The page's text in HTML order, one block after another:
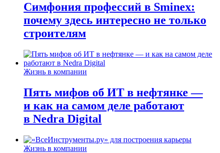
Симфония профессий в Sminex:
почему здесь интересно не только
строителям
Жизнь в компании
Пять мифов об ИТ в нефтянке —
и как на самом деле работают
в Nedra Digital
Жизнь в компании